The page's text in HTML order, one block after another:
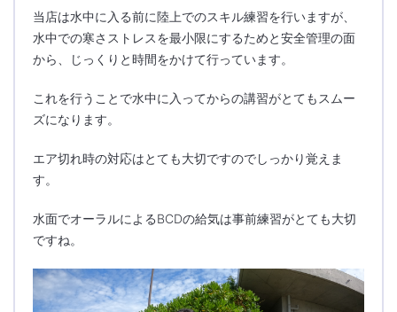
当店は水中に入る前に陸上でのスキル練習を行いますが、
水中での寒さストレスを最小限にするためと安全管理の面
から、じっくりと時間をかけて行っています。
これを行うことで水中に入ってからの講習がとてもスムー
ズになります。
エア切れ時の対応はとても大切ですのでしっかり覚えま
す。
水面でオーラルによるBCDの給気は事前練習がとても大切
ですね。